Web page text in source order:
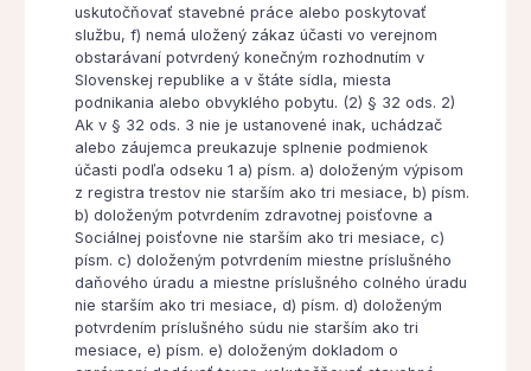
uskutočňovať stavebné práce alebo poskytovať
službu, f) nemá uložený zákaz účasti vo verejnom
obstarávaní potvrdený konečným rozhodnutím v
Slovenskej republike a v štáte sídla, miesta
podnikania alebo obvyklého pobytu. (2) § 32 ods. 2)
Ak v § 32 ods. 3 nie je ustanovené inak, uchádzač
alebo záujemca preukazuje splnenie podmienok
účasti podľa odseku 1 a) písm. a) doloženým výpisom
z registra trestov nie starším ako tri mesiace, b) písm.
b) doloženým potvrdením zdravotnej poisťovne a
Sociálnej poisťovne nie starším ako tri mesiace, c)
písm. c) doloženým potvrdením miestne príslušného
daňového úradu a miestne príslušného colného úradu
nie starším ako tri mesiace, d) písm. d) doloženým
potvrdením príslušného súdu nie starším ako tri
mesiace, e) písm. e) doloženým dokladom o